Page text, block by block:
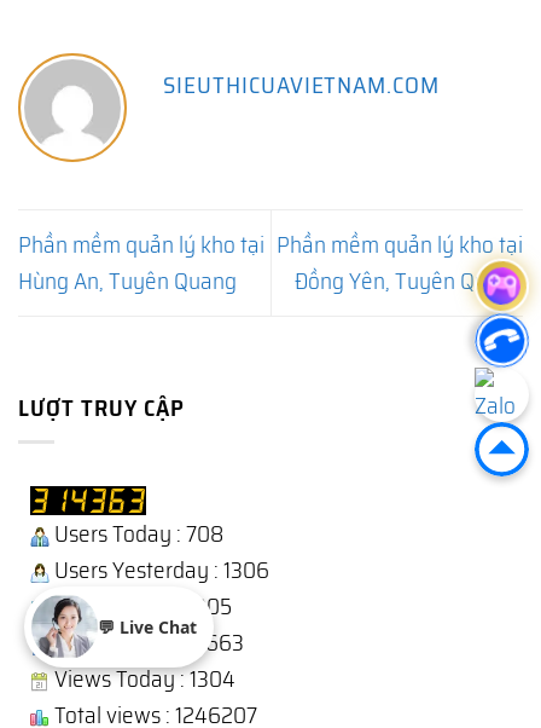
SIEUTHICUAVIETNAM.COM
Phần mềm quản lý kho tại
Hùng An, Tuyên Quang
Phần mềm quản lý kho tại
Đồng Yên, Tuyên Quang
LƯỢT TRUY CẬP
Users Today : 708
Users Yesterday : 1306
This Month : 15905
Total Users : 313663
Views Today : 1304
Total views : 1246207
💬 Live Chat